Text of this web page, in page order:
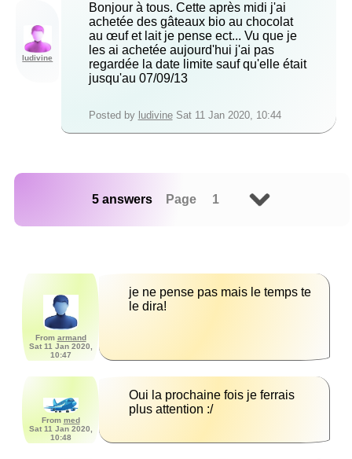
ludivine
Bonjour à tous. Cette après midi j'ai
achetée des gâteaux bio au chocolat
au œuf et lait je pense ect... Vu que je
les ai achetée aujourd'hui j'ai pas
regardée la date limite sauf qu'elle était
jusqu'au 07/09/13
Posted by ludivineSat 11 Jan 2020, 10:44
5 answers Page 1
From armand
Sat 11 Jan 2020,
10:47
je ne pense pas mais le temps te
le dira!
From med
Sat 11 Jan 2020,
10:48
Oui la prochaine fois je ferrais
plus attention :/